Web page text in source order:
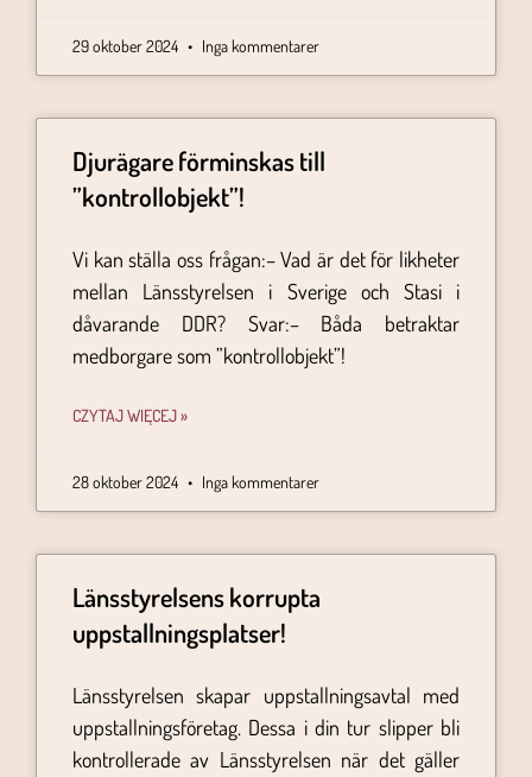
29 oktober 2024 Inga kommentarer
Djurägare förminskas till
”kontrollobjekt”!
Vi kan ställa oss frågan:– Vad är det för likheter
mellan Länsstyrelsen i Sverige och Stasi i
dåvarande DDR? Svar:– Båda betraktar
medborgare som ”kontrollobjekt”!
CZYTAJ WIĘCEJ »
28 oktober 2024 Inga kommentarer
Länsstyrelsens korrupta
uppstallningsplatser!
Länsstyrelsen skapar uppstallningsavtal med
uppstallningsföretag. Dessa i din tur slipper bli
kontrollerade av Länsstyrelsen när det gäller